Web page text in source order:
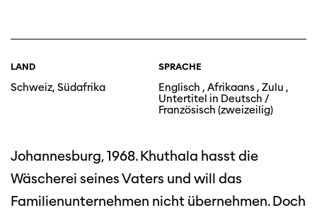
LAND
Schweiz, Südafrika
SPRACHE
Englisch , Afrikaans , Zulu ,
Untertitel in Deutsch /
Französisch (zweizeilig)
Johannesburg, 1968. Khuthala hasst die
Wäscherei seines Vaters und will das
Familienunternehmen nicht übernehmen. Doch